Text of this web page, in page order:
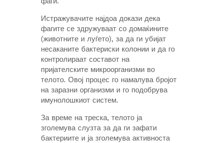
Истражувачите најдоа докази дека
фагите се здружуваат со домаќините
(животните и луѓето), за да ги убијат
несаканите бактериски колонии и да го
контролираат составот на
пријателските микроорганизми во
телото. Овој процес го намалува бројот
на заразни организми и го подобрува
имунолошкиот систем.
За време на треска, телото ја
зголемува слузта за да ги зафати
бактериите и ја зголемува активноста